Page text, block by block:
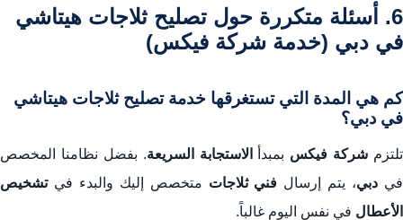
6. أسئلة متكررة حول تصليح ثلاجات هيتاشي
في دبي (خدمة شركة فيكس)
كم هي المدة التي تستغرقها خدمة تصليح ثلاجات هيتاشي
في دبي؟
تلتزم شركة فيكس بمبدأ الاستجابة السريعة. بفضل نظامنا المخصص
في دبي، يتم إرسال فني ثلاجات متخصص إليك والبدء فيتشخيص
الأعطال في نفس اليوم غالباً.